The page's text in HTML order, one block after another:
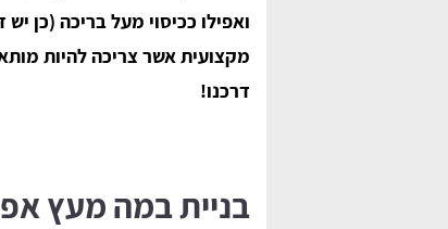
ואפילו ככיסוי מעל בריכה (כן
מקצועית אשר צריכה להיות
דרכנו!
בניית במה מעץ